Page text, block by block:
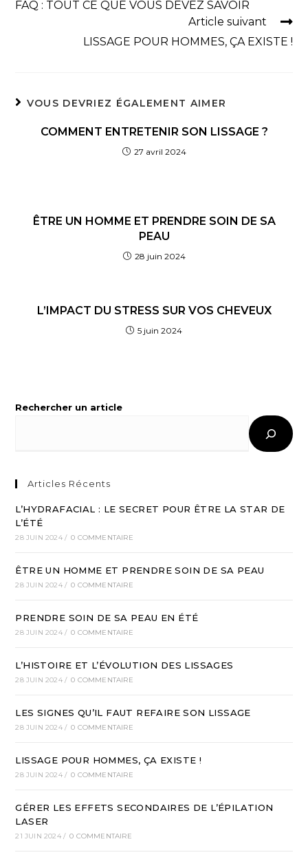
FAQ : TOUT CE QUE VOUS DEVEZ SAVOIR
Article suivant
LISSAGE POUR HOMMES, ÇA EXISTE !
VOUS DEVRIEZ ÉGALEMENT AIMER
COMMENT ENTRETENIR SON LISSAGE ?
27 avril 2024
ÊTRE UN HOMME ET PRENDRE SOIN DE SA
PEAU
28 juin 2024
L’IMPACT DU STRESS SUR VOS CHEVEUX
5 juin 2024
Rechercher un article
Articles Récents
L’HYDRAFACIAL : LE SECRET POUR ÊTRE LA STAR DE
L’ÉTÉ
28 JUIN 2024 / 0 COMMENTAIRE
ÊTRE UN HOMME ET PRENDRE SOIN DE SA PEAU
28 JUIN 2024 / 0 COMMENTAIRE
PRENDRE SOIN DE SA PEAU EN ÉTÉ
28 JUIN 2024 / 0 COMMENTAIRE
L’HISTOIRE ET L’ÉVOLUTION DES LISSAGES
28 JUIN 2024 / 0 COMMENTAIRE
LES SIGNES QU’IL FAUT REFAIRE SON LISSAGE
28 JUIN 2024 / 0 COMMENTAIRE
LISSAGE POUR HOMMES, ÇA EXISTE !
28 JUIN 2024 / 0 COMMENTAIRE
GÉRER LES EFFETS SECONDAIRES DE L’ÉPILATION
LASER
21 JUIN 2024 / 0 COMMENTAIRE